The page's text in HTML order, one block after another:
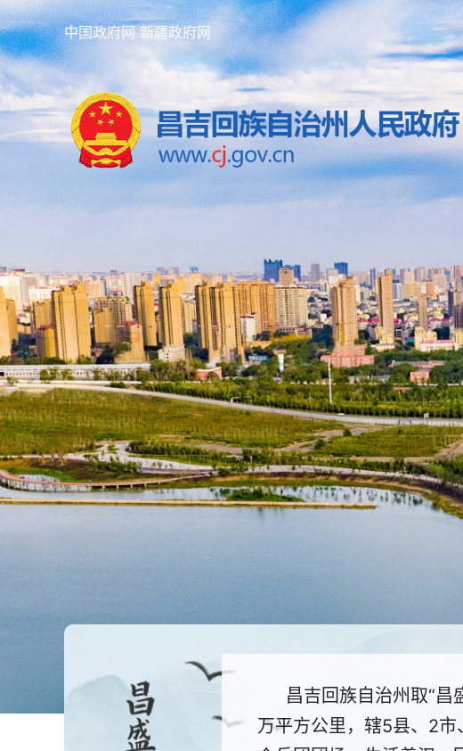
中国政府网 新疆政府网
昌吉回族自治州取“
万平方公里，辖5县、2